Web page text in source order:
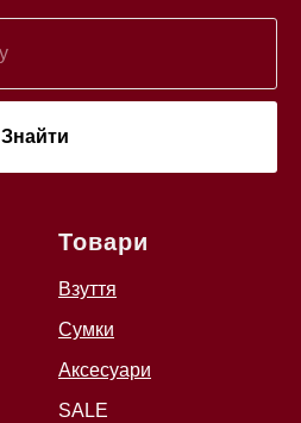
Знайти
Товари
Взуття
Сумки
Аксесуари
SALE